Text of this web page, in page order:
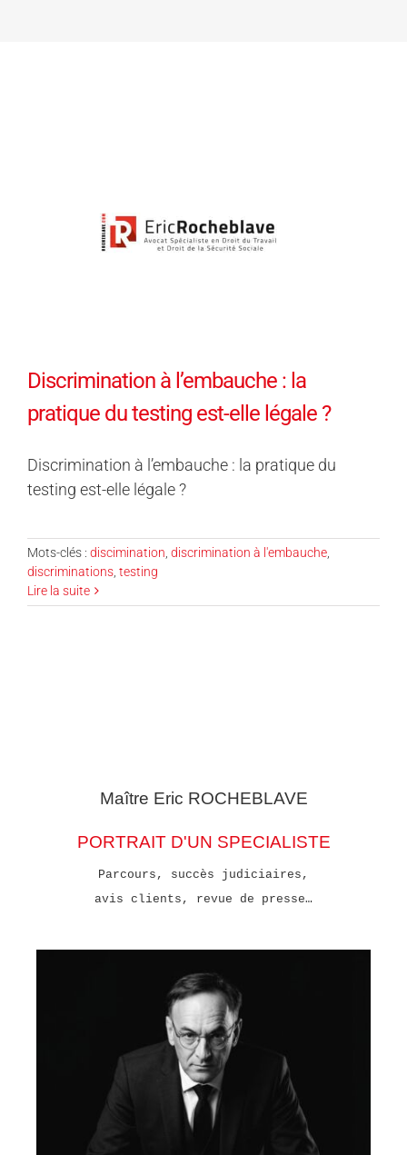
Discrimination à l’embauche : la
pratique du testing est-elle légale ?
Discrimination à l’embauche : la pratique du
testing est-elle légale ?
Mots-clés : discimination discrimination à l'embauche
discriminations testing
Lire la suite
Maître Eric ROCHEBLAVE
PORTRAIT D'UN SPECIALISTE
Parcours, succès judiciaires,
avis clients, revue de presse…